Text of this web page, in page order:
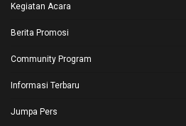
Kegiatan Acara
Berita Promosi
Community Program
Informasi Terbaru
Jumpa Pers